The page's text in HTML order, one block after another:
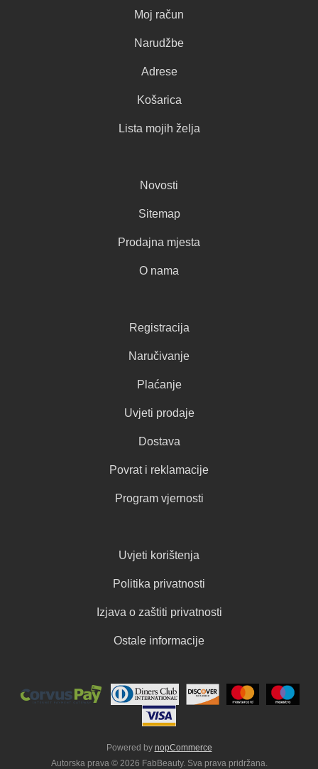
Moj račun
Narudžbe
Adrese
Košarica
Lista mojih želja
Novosti
Sitemap
Prodajna mjesta
O nama
Registracija
Naručivanje
Plaćanje
Uvjeti prodaje
Dostava
Povrat i reklamacije
Program vjernosti
Uvjeti korištenja
Politika privatnosti
Izjava o zaštiti privatnosti
Ostale informacije
Powered by nopCommerce
Autorska prava © 2026 FabBeauty. Sva prava pridržana.